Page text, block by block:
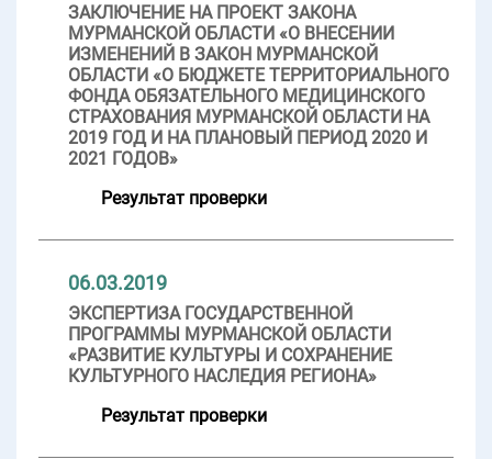
ЗАКЛЮЧЕНИЕ НА ПРОЕКТ ЗАКОНА
МУРМАНСКОЙ ОБЛАСТИ «О ВНЕСЕНИИ
ИЗМЕНЕНИЙ В ЗАКОН МУРМАНСКОЙ
ОБЛАСТИ «О БЮДЖЕТЕ ТЕРРИТОРИАЛЬНОГО
ФОНДА ОБЯЗАТЕЛЬНОГО МЕДИЦИНСКОГО
СТРАХОВАНИЯ МУРМАНСКОЙ ОБЛАСТИ НА
2019 ГОД И НА ПЛАНОВЫЙ ПЕРИОД 2020 И
2021 ГОДОВ»
Результат проверки
06.03.2019
ЭКСПЕРТИЗА ГОСУДАРСТВЕННОЙ
ПРОГРАММЫ МУРМАНСКОЙ ОБЛАСТИ
«РАЗВИТИЕ КУЛЬТУРЫ И СОХРАНЕНИЕ
КУЛЬТУРНОГО НАСЛЕДИЯ РЕГИОНА»
Результат проверки